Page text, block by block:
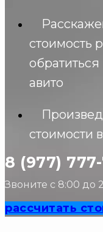
стоимость
авито
стоимости
8 (977)
Звоните с 8:00 до
рассчитать